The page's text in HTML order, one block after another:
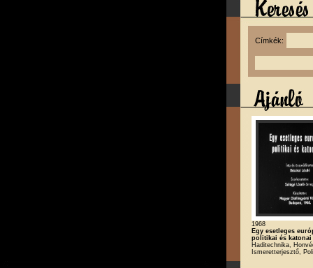
Címkék:
1968
Egy esetleges
politikai és katonai
Haditechnika,
Ismeretterjesztő,